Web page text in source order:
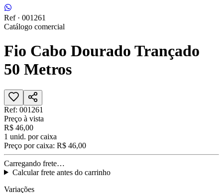
Ref · 001261
Catálogo comercial
Fio Cabo Dourado Trançado
50 Metros
Ref: 001261
Preço à vista
R$ 46,00
1 unid. por caixa
Preço por caixa: R$ 46,00
Carregando frete…
Calcular frete antes do carrinho
Variações